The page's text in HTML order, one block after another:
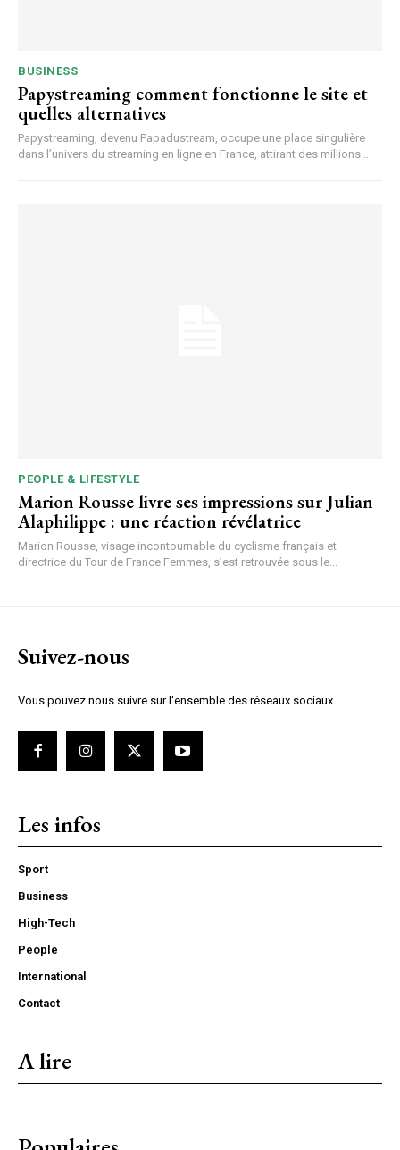
BUSINESS
Papystreaming comment fonctionne le site et
quelles alternatives
Papystreaming, devenu Papadustream, occupe une place singulière
dans l’univers du streaming en ligne en France, attirant des millions...
PEOPLE & LIFESTYLE
Marion Rousse livre ses impressions sur Julian
Alaphilippe : une réaction révélatrice
Marion Rousse, visage incontournable du cyclisme français et
directrice du Tour de France Femmes, s’est retrouvée sous le...
Suivez-nous
Vous pouvez nous suivre sur l'ensemble des réseaux sociaux
Les infos
Sport
Business
High-Tech
People
International
Contact
A lire